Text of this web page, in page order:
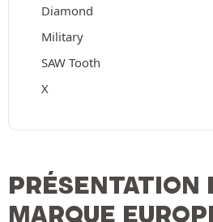
Diamond
Military
SAW Tooth
X
PRÉSENTATION
MARQUE